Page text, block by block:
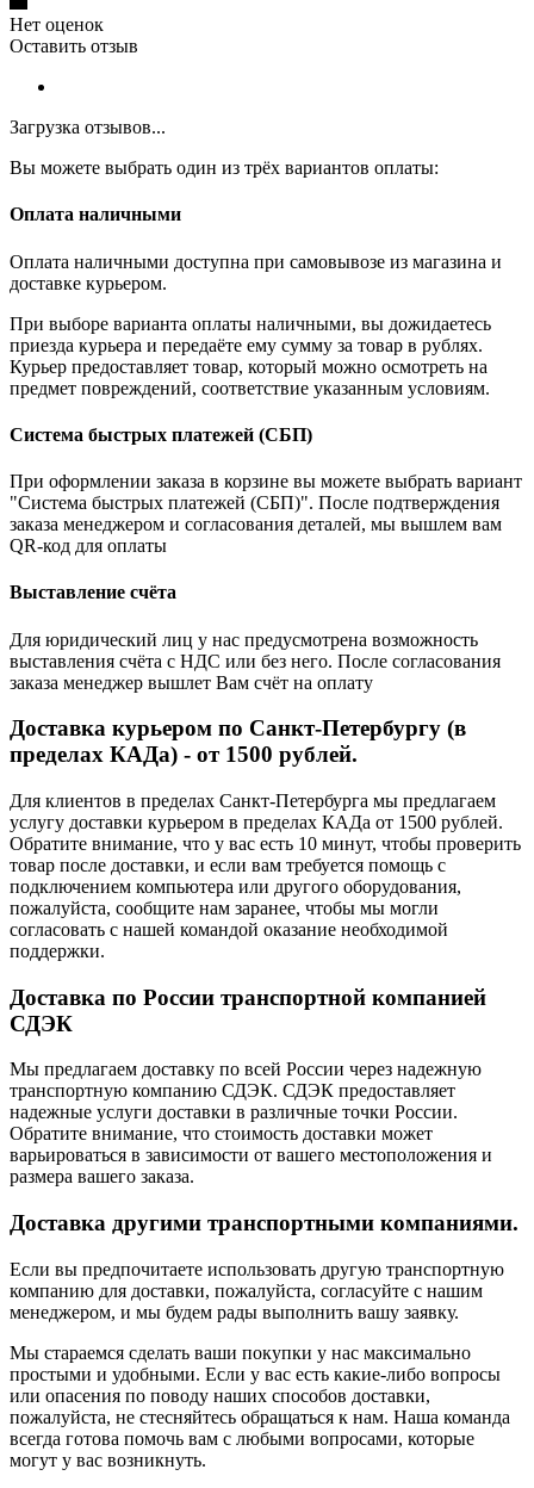
Нет оценок
Оставить отзыв
Загрузка отзывов...
Вы можете выбрать один из трёх вариантов оплаты:
Оплата наличными
Оплата наличными доступна при самовывозе из магазина и
доставке курьером.
При выборе варианта оплаты наличными, вы дожидаетесь
приезда курьера и передаёте ему сумму за товар в рублях.
Курьер предоставляет товар, который можно осмотреть на
предмет повреждений, соответствие указанным условиям.
Система быстрых платежей (СБП)
При оформлении заказа в корзине вы можете выбрать вариант
"Система быстрых платежей (СБП)". После подтверждения
заказа менеджером и согласования деталей, мы вышлем вам
QR-код для оплаты
Выставление счёта
Для юридический лиц у нас предусмотрена возможность
выставления счёта с НДС или без него. После согласования
заказа менеджер вышлет Вам счёт на оплату
Доставка курьером по Санкт-Петербургу (в
пределах КАДа) - от 1500 рублей.
Для клиентов в пределах Санкт-Петербурга мы предлагаем
услугу доставки курьером в пределах КАДа от 1500 рублей.
Обратите внимание, что у вас есть 10 минут, чтобы проверить
товар после доставки, и если вам требуется помощь с
подключением компьютера или другого оборудования,
пожалуйста, сообщите нам заранее, чтобы мы могли
согласовать с нашей командой оказание необходимой
поддержки.
Доставка по России транспортной компанией
СДЭК
Мы предлагаем доставку по всей России через надежную
транспортную компанию СДЭК. СДЭК предоставляет
надежные услуги доставки в различные точки России.
Обратите внимание, что стоимость доставки может
варьироваться в зависимости от вашего местоположения и
размера вашего заказа.
Доставка другими транспортными компаниями.
Если вы предпочитаете использовать другую транспортную
компанию для доставки, пожалуйста, согласуйте с нашим
менеджером, и мы будем рады выполнить вашу заявку.
Мы стараемся сделать ваши покупки у нас максимально
простыми и удобными. Если у вас есть какие-либо вопросы
или опасения по поводу наших способов доставки,
пожалуйста, не стесняйтесь обращаться к нам. Наша команда
всегда готова помочь вам с любыми вопросами, которые
могут у вас возникнуть.